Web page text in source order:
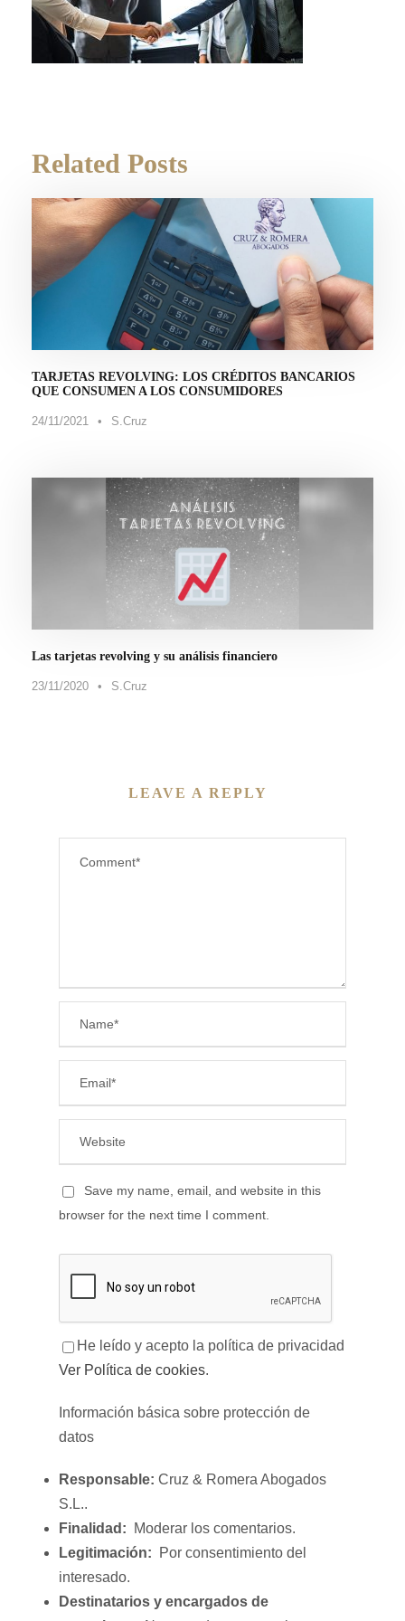
Related Posts
TARJETAS REVOLVING: LOS CRÉDITOS BANCARIOS
QUE CONSUMEN A LOS CONSUMIDORES
24/11/2021 • S.Cruz
Las tarjetas revolving y su análisis financiero
23/11/2020 • S.Cruz
LEAVE A REPLY
Save my name, email, and website in this
browser for the next time I comment.
He leído y acepto la política de privacidad
Ver Política de cookies.
Información básica sobre protección de
datos
Responsable: Cruz & Romera Abogados
S.L..
Finalidad: Moderar los comentarios.
Legitimación: Por consentimiento del
interesado.
Destinatarios y encargados de